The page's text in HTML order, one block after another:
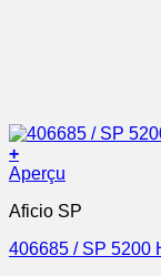
+
Aperçu
Aficio SP
406685 / SP 5200